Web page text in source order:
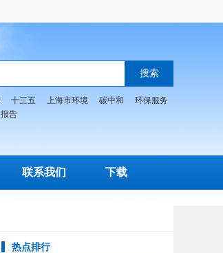
十三五 上海市环境 碳中和
环保服务
报告
联系我们 下载
热点排行